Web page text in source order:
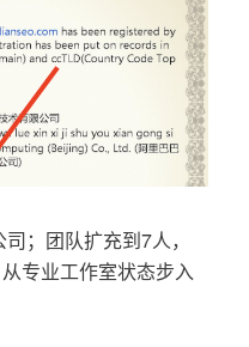
；团队扩充到7人，
专业工作室状态步入